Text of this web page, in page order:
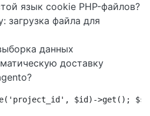
язык cookie PHP-файлов?
загрузка файла для
данных
доставку
$id)->get();